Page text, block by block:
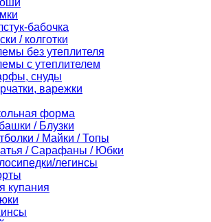
бабочка
/ колготки
без утеплителя
с утеплителем
снуды
варежки
форма
/ Блузки
/ Майки / Топы
/ Сарафаны / Юбки
легинсы
купания